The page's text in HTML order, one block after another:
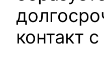
контакт